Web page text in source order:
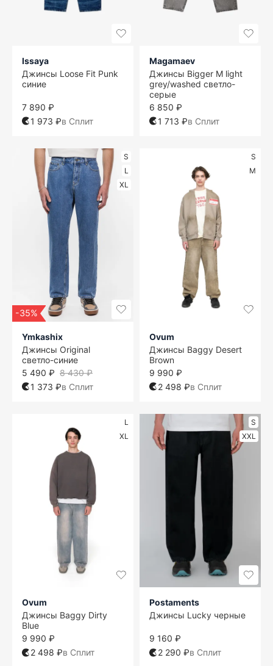
Issaya
Джинсы Loose Fit Punk
синие
7 890 ₽
1 973 ₽в Сплит
Magamaev
Джинсы Bigger M light
grey/washed светло-
серые
6 850 ₽
1 713 ₽в Сплит
S
L
XL
-35%
Ymkashix
Джинсы Original
светло-синие
8 430 ₽
5 490 ₽
1 373 ₽в Сплит
S
M
Ovum
Джинсы Baggy Desert
Brown
9 990 ₽
2 498 ₽в Сплит
L
XL
Ovum
Джинсы Baggy Dirty
Blue
9 990 ₽
2 498 ₽в Сплит
S
XXL
Postaments
Джинсы Lucky черные
9 160 ₽
2 290 ₽в Сплит